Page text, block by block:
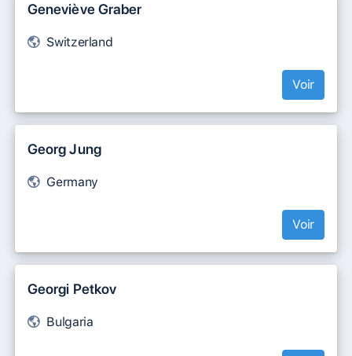
Geneviève Graber
Switzerland
Voir
Georg Jung
Germany
Voir
Georgi Petkov
Bulgaria